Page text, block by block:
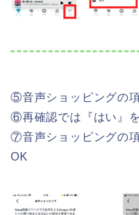
⑤音声ショッピングの
⑥再確認では『はい』
⑦音声ショッピングの
OK